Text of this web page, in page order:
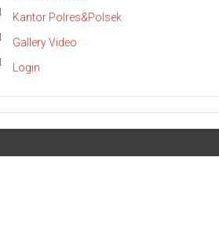
Kantor Polres&Polsek
Gallery Video
Login